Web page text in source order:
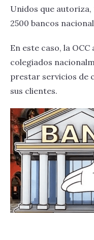
Unidos que
2500 bancos
En este caso, la
colegiados
prestar servicios de
sus clientes.